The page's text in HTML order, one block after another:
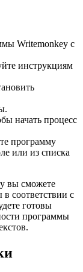
Writemonkey с
инструкциям
начать процесс
программу
или из списка
вы сможете
соответствии с
готовы
программы